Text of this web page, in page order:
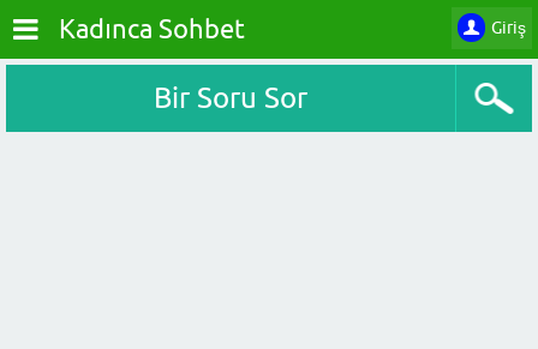
Giriş
Kadınca Sohbet
Bir Soru Sor